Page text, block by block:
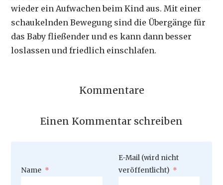
wieder ein Aufwachen beim Kind aus. Mit einer
schaukelnden Bewegung sind die Übergänge für
das Baby fließender und es kann dann besser
loslassen und friedlich einschlafen.
Kommentare
Einen Kommentar schreiben
Pflichtfeld
Name *
Pflichtfeld
E-Mail (wird nicht
veröffentlicht) *